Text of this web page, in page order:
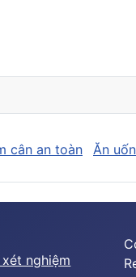
cân an toàn Ăn
nghiệm